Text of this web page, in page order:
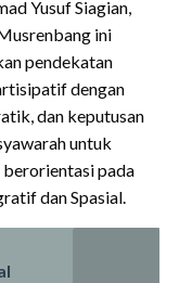
Yusuf Siagian,
ini
pendekatan
dengan
dan keputusan
untuk
pada
dan Spasial.